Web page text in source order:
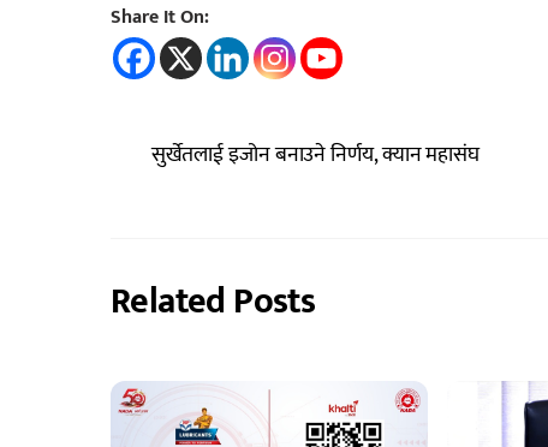
Share It On:
सुर्खेतलाई इजोन बनाउने निर्णय, क्यान महासंघ
Related Posts